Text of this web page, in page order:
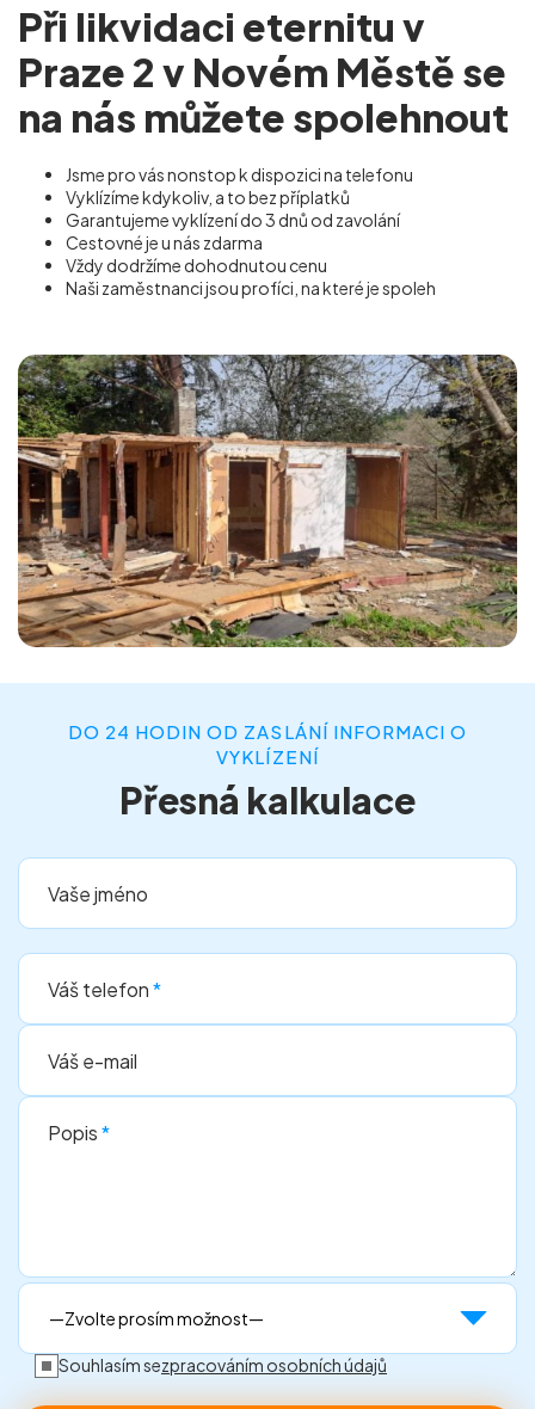
Při likvidaci eternitu v
Praze 2 v Novém Městě se
na nás můžete spolehnout
Jsme pro vás nonstop k dispozici na telefonu
Vyklízíme kdykoliv, a to bez příplatků
Garantujeme vyklízení do 3 dnů od zavolání
Cestovné je u nás zdarma
Vždy dodržíme dohodnutou cenu
Naši zaměstnanci jsou profíci, na které je spoleh
DO 24 HODIN OD ZASLÁNÍ INFORMACI O
VYKLÍZENÍ
Přesná kalkulace
Vaše jméno
Váš telefon*
Váš e-mail
Popis*
Souhlasím sezpracováním osobních údajů